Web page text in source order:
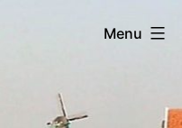
Menu